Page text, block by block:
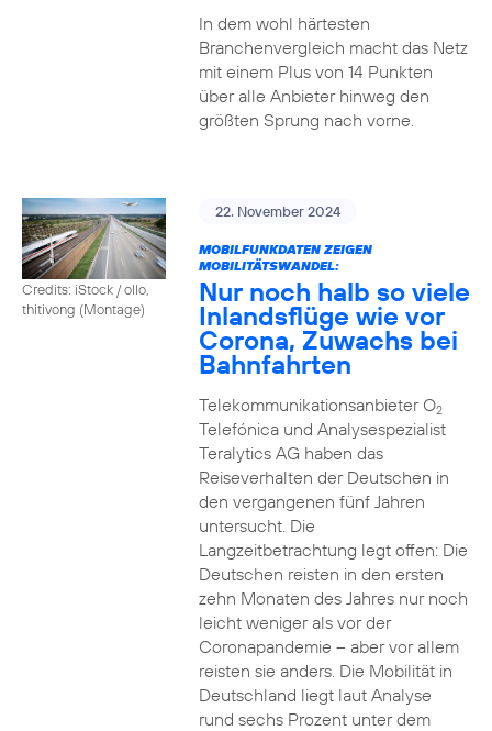
In dem wohl härtesten
Branchenvergleich macht das Netz
mit einem Plus von 14 Punkten
über alle Anbieter hinweg den
größten Sprung nach vorne.
Credits: iStock / ollo,
thitivong (Montage)
22. November 2024
MOBILFUNKDATEN ZEIGEN
MOBILITÄTSWANDEL:
Nur noch halb so viele
Inlandsflüge wie vor
Corona, Zuwachs bei
Bahnfahrten
Telekommunikationsanbieter O2
Telefónica und Analysespezialist
Teralytics AG haben das
Reiseverhalten der Deutschen in
den vergangenen fünf Jahren
untersucht. Die
Langzeitbetrachtung legt offen: Die
Deutschen reisten in den ersten
zehn Monaten des Jahres nur noch
leicht weniger als vor der
Coronapandemie – aber vor allem
reisten sie anders. Die Mobilität in
Deutschland liegt laut Analyse
rund sechs Prozent unter dem